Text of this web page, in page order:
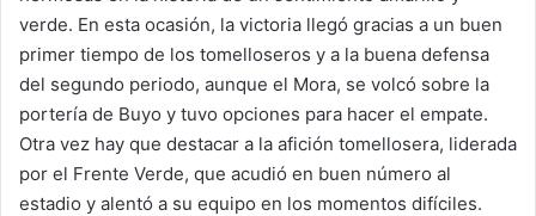
verde. En esta ocasión, la victoria llegó gracias a un buen
primer tiempo de los tomelloseros y a la buena defensa
del segundo periodo, aunque el Mora, se volcó sobre la
portería de Buyo y tuvo opciones para hacer el empate.
Otra vez hay que destacar a la afición tomellosera, liderada
por el Frente Verde, que acudió en buen número al
estadio y alentó a su equipo en los momentos difíciles.